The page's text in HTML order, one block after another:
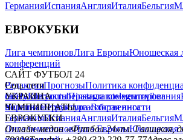
ГерманияИспанияАнглияИталияБельгия
ЕВРОКУБКИ
Лига чемпионовЛига ЕвропыЮношеская
конференций
САЙТ ФУТБОЛ 24
РедакцияПрогнозыПолитика
сайтуКонтактыПравила комментирования
политикаСтруктура собственности
Соц. сети
facebookxyoutubeinstagramtelegramviber
УКРАИНА
УкраинаПервая лигаВторая лига
ЧЕМПИОНАТЫ
ГерманияИспанияАнглияИталияБельгия
ЕВРОКУБКИ
Лига чемпионовЛига ЕвропыЮношеская
Онлайн-медиа «Футбол 24»пл. Галицкая,